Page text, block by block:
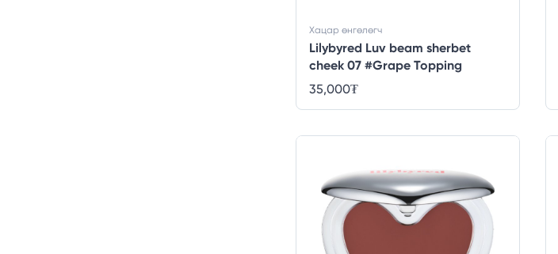
Lilybyred Luv beam sherbet
cheek 07 #Grape Topping
Хацар өнгөлөгч
35,000₮